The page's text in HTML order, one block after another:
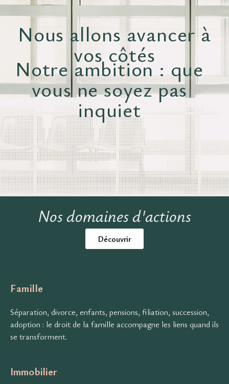
Nous allons avancer à
vos côtés
Notre ambition : que
vous ne soyez pas
inquiet
Nos domaines d'actions
Découvrir
Famille
Séparation, divorce, enfants, pensions, filiation, succession,
adoption : le droit de la famille accompagne les liens quand ils
se transforment.
Immobilier